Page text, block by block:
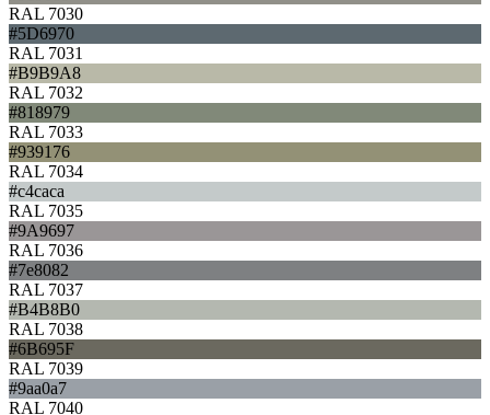
RAL 7030
#5D6970
RAL 7031
#B9B9A8
RAL 7032
#818979
RAL 7033
#939176
RAL 7034
#c4caca
RAL 7035
#9A9697
RAL 7036
#7e8082
RAL 7037
#B4B8B0
RAL 7038
#6B695F
RAL 7039
#9aa0a7
RAL 7040